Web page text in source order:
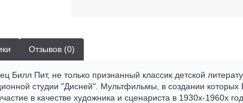
Отзывов (0)
Билл Пит, не только признанный классик детской
студии "Дисней". Мультфильмы, в создании которых
в качестве художника и сценариста в 1930х-1960х